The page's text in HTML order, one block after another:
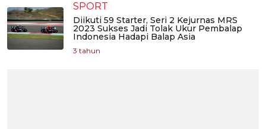
SPORT
Diikuti 59 Starter, Seri 2 Kejurnas MRS
2023 Sukses Jadi Tolak Ukur Pembalap
Indonesia Hadapi Balap Asia
3 tahun